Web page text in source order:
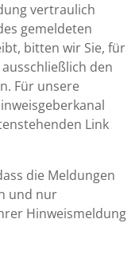
vertraulich
gemeldeten
bitten wir Sie, für
den
Für unsere
Link
die Meldungen
und nur
Hinweismeldung